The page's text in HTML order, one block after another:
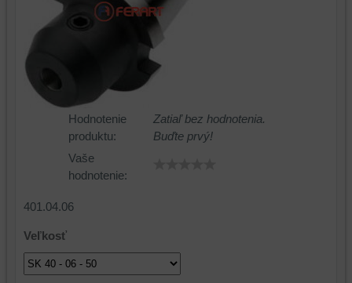
Hodnotenie
produktu:
Zatiaľ bez hodnotenia.
Buďte prvý!
Vaše
hodnotenie:
401.04.06
Veľkosť